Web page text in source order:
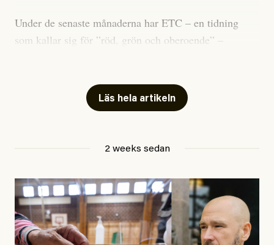
Under de senaste månaderna har ETC – en tidning
som kallar sig för ”röd, grön och oberoende” –
skriver för? Vad betyder det att vara en ”röd, grön och
oberoende” tidning? Och vad är egentligen bra
utpekas som israelisk infiltratör”. Enligt ingressen
handlar artikeln om en person vars ”bakgrund skapar
splittring och oro i rörelsen”. Problemet är att artikeln
Läs hela artikeln
2 weeks sedan